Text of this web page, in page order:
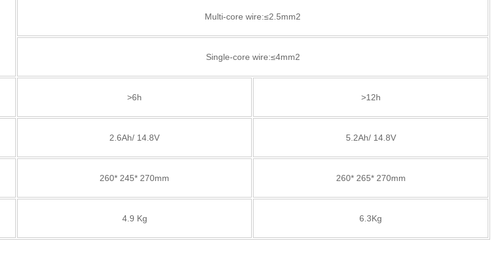
Multi-core wire:≤2.5mm2
Single-core wire:≤4mm2
>6h >12h
2.6Ah/ 14.8V 5.2Ah/ 14.8V
260* 245* 270mm 260* 265* 270mm
4.9 Kg 6.3Kg